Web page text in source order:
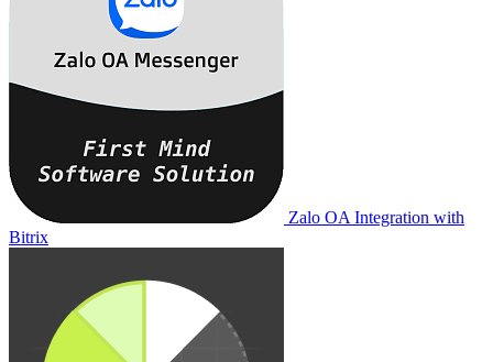
Zalo OA Integration with
Bitrix